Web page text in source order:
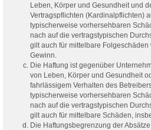
Leben, Körper und Gesundheit und
Vertragspflichten (Kardinalpflichten)
typischerweise vorhersehbaren
nach auf die vertragstypischen
gilt auch für mittelbare
Gewinn.
Die Haftung ist gegenüber
von Leben, Körper und Gesundheit
fahrlässigem Verhalten des
typischerweise vorhersehbaren
nach auf die vertragstypischen
gilt auch für mittelbare Schäden,
Die Haftungsbegrenzung der